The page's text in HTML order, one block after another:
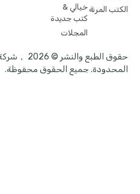
الكتب المرنة خيالي &
كتب جديدة
المجلات
المحدودة. جميع الحقوق محفوظة.